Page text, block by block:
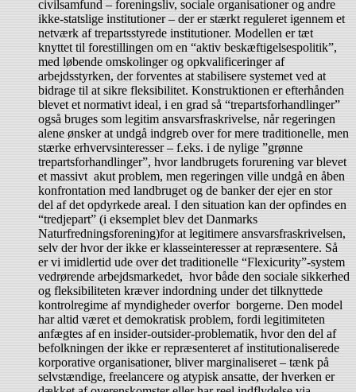
civilsamfund – foreningsliv, sociale organisationer og andre
ikke-statslige institutioner – der er stærkt reguleret igennem et
netværk af trepartsstyrede institutioner. Modellen er tæt
knyttet til forestillingen om en “aktiv beskæftigelsespolitik”,
med løbende omskolinger og opkvalificeringer af
arbejdsstyrken, der forventes at stabilisere systemet ved at
bidrage til at sikre fleksibilitet. Konstruktionen er efterhånden
blevet et normativt ideal, i en grad så “trepartsforhandlinger”
også bruges som legitim ansvarsfraskrivelse, når regeringen
alene ønsker at undgå indgreb over for mere traditionelle, men
stærke erhvervsinteresser – f.eks. i de nylige ”grønne
trepartsforhandlinger”, hvor landbrugets forurening var blevet
et massivt akut problem, men regeringen ville undgå en åben
konfrontation med landbruget og de banker der ejer en stor
del af det opdyrkede areal. I den situation kan der opfindes en
“tredjepart” (i eksemplet blev det Danmarks
Naturfredningsforening)for at legitimere ansvarsfraskrivelsen,
selv der hvor der ikke er klasseinteresser at repræsentere. Så
er vi imidlertid ude over det traditionelle “Flexicurity”-system
vedrørende arbejdsmarkedet, hvor både den sociale sikkerhed
og fleksibiliteten kræver indordning under det tilknyttede
kontrolregime af myndigheder overfor borgerne. Den model
har altid været et demokratisk problem, fordi legitimiteten
anfægtes af en insider-outsider-problematik, hvor den del af
befolkningen der ikke er repræsenteret af institutionaliserede
korporative organisationer, bliver marginaliseret – tænk på
selvstændige, freelancere og atypisk ansatte, der hverken er